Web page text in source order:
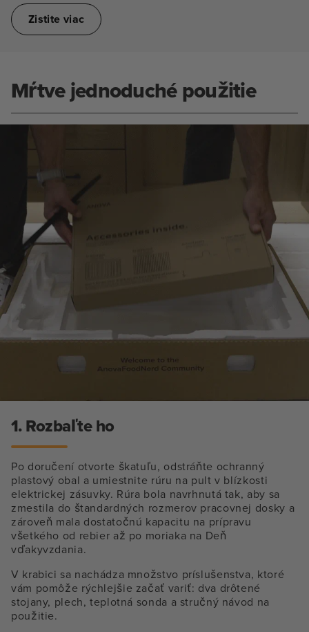
Zistite viac
Mŕtve jednoduché použitie
1. Rozbaľte ho
Po doručení otvorte škatuľu, odstráňte ochranný
plastový obal a umiestnite rúru na pult v blízkosti
elektrickej zásuvky. Rúra bola navrhnutá tak, aby sa
zmestila do štandardných rozmerov pracovnej dosky a
zároveň mala dostatočnú kapacitu na prípravu
všetkého od rebier až po moriaka na Deň
vďakyvzdania.
V krabici sa nachádza množstvo príslušenstva, ktoré
vám pomôže rýchlejšie začať variť: dva drôtené
stojany, plech, teplotná sonda a stručný návod na
použitie.